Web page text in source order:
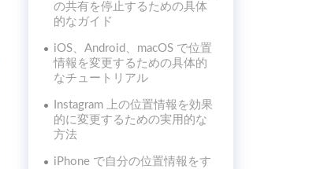
の共有を停止するための具体
的なガイド
iOS、Android、macOS で位置
情報を変更するための具体的
なチュートリアル
Instagram 上の位置情報を効果
的に変更するための実用的な
方法
iPhone で自分の位置情報をす